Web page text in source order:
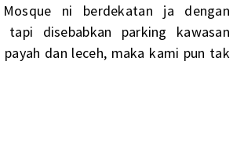
ni berdekatan ja dengan
tapi disebabkan parking kawasan
dan leceh, maka kami pun tak